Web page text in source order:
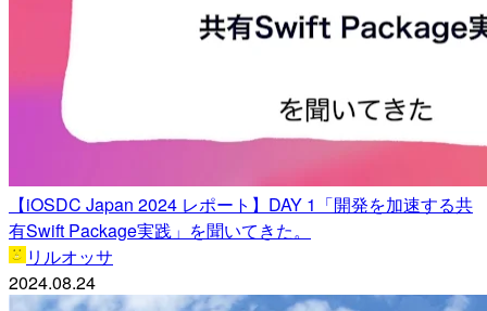
【iOSDC Japan 2024 レポート】DAY 1「開発を加速する共
有Swift Package実践」を聞いてきた。
リルオッサ
2024.08.24